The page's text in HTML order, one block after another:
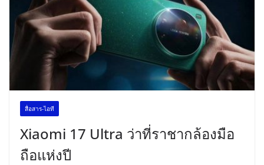
สื่อสาร-ไอที
Xiaomi 17 Ultra ว่าที่ราชากล้องมือ
ถือแห่งปี